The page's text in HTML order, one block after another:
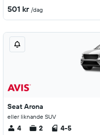
501 kr /dag
Seat Arona
eller liknande SUV
4 2 4-5